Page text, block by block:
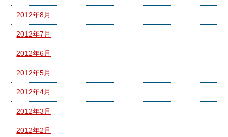
2012年8月
2012年7月
2012年6月
2012年5月
2012年4月
2012年3月
2012年2月